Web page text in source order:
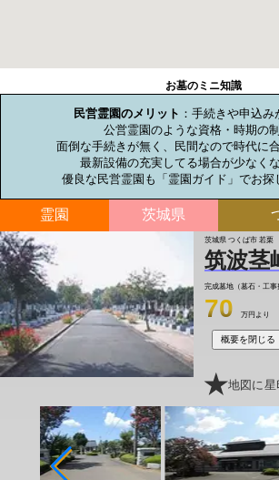
お墓のミニ知識
民営霊園のメリット ：手続きや申込み
公営霊園のような資格・時期の
面倒な手続きが無く、民間なので時代に
最新設備の充実してる場合が少なくな
優良な民営霊園も「霊園ガイド」でお探
霊園 茨城県
茨城県 つくば市 若栗
筑波茎
完成墓地（墓石・工事
70 万円より
概要を閉じる
地図に星